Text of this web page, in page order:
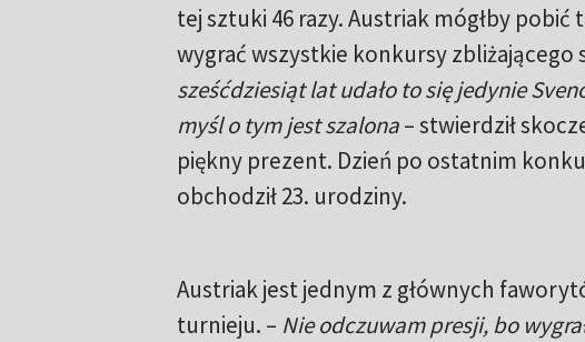
tej sztuki 46 razy. Austriak mógłby
wygrać wszystkie konkursy zbliżającego
sześćdziesiąt lat udało to się jedynie
myśl o tym jest szalona– stwierdził
piękny prezent. Dzień po ostatnim
obchodził 23. urodziny.
Austriak jest jednym z głównych
turnieju. – Nie odczuwam presji, bo